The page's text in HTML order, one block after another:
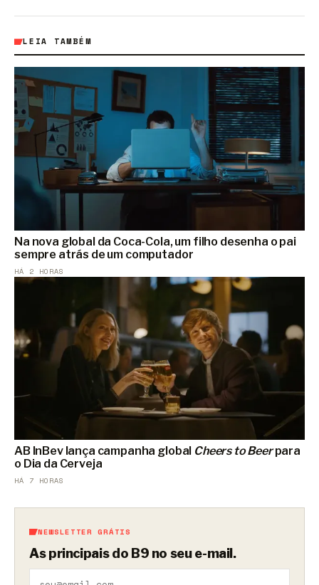
LEIA TAMBÉM
Na nova global da Coca-Cola, um filho desenha o pai
sempre atrás de um computador
HÁ 2 HORAS
AB InBev lança campanha global Cheers to Beerpara
o Dia da Cerveja
HÁ 7 HORAS
NEWSLETTER GRÁTIS
As principais do B9 no seu e-mail.